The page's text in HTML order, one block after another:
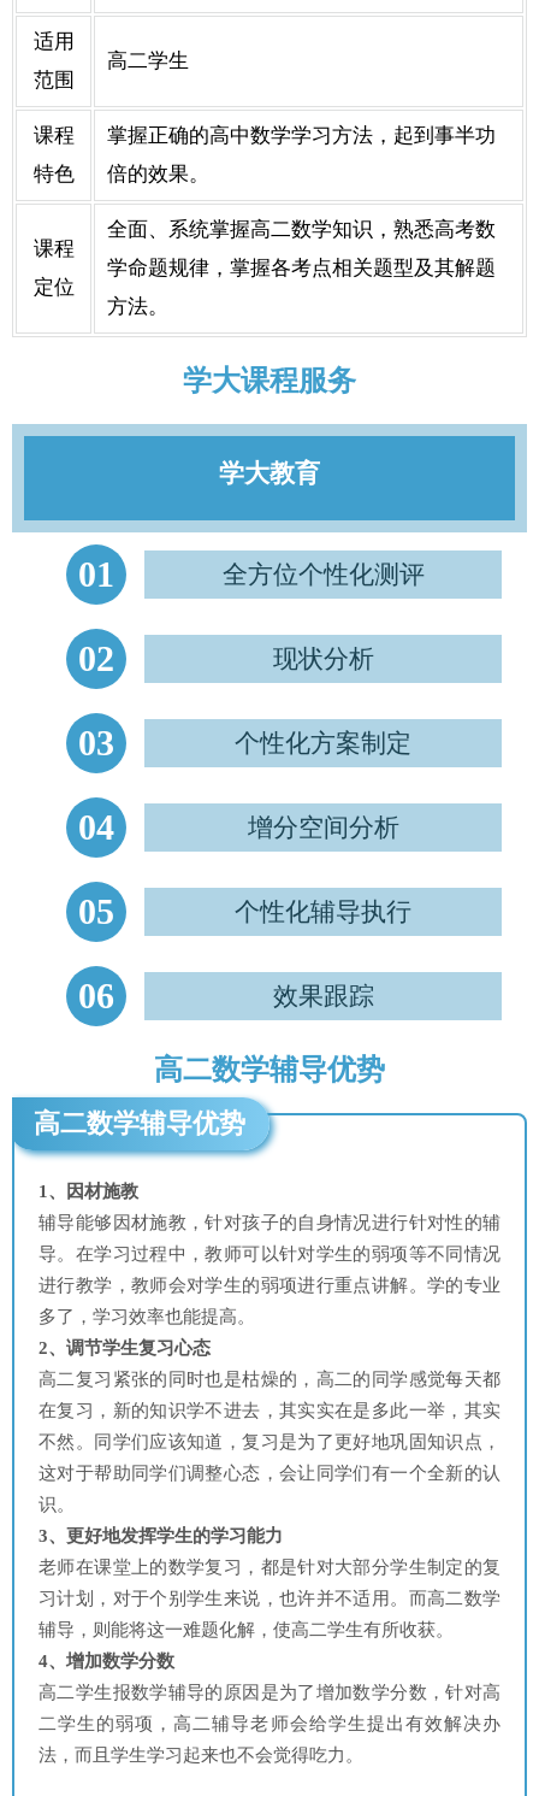
适用
范围
高二学生
课程
特色
掌握正确的高中数学学习方法，起到事半功
倍的效果。
课程
定位
全面、系统掌握高二数学知识，熟悉高考数
学命题规律，掌握各考点相关题型及其解题
方法。
学大课程服务
学大教育
全方位个性化测评
01
02 现状分析
个性化方案制定
03
04 增分空间分析
个性化辅导执行
05
06 效果跟踪
高二数学辅导优势
高二数学辅导优势
1、因材施教
辅导能够因材施教，针对孩子的自身情况进行针对性的辅
导。在学习过程中，教师可以针对学生的弱项等不同情况
进行教学，教师会对学生的弱项进行重点讲解。学的专业
多了，学习效率也能提高。
2、调节学生复习心态
高二复习紧张的同时也是枯燥的，高二的同学感觉每天都
在复习，新的知识学不进去，其实实在是多此一举，其实
不然。同学们应该知道，复习是为了更好地巩固知识点，
这对于帮助同学们调整心态，会让同学们有一个全新的认
识。
3、更好地发挥学生的学习能力
老师在课堂上的数学复习，都是针对大部分学生制定的复
习计划，对于个别学生来说，也许并不适用。而高二数学
辅导，则能将这一难题化解，使高二学生有所收获。
4、增加数学分数
高二学生报数学辅导的原因是为了增加数学分数，针对高
二学生的弱项，高二辅导老师会给学生提出有效解决办
法，而且学生学习起来也不会觉得吃力。